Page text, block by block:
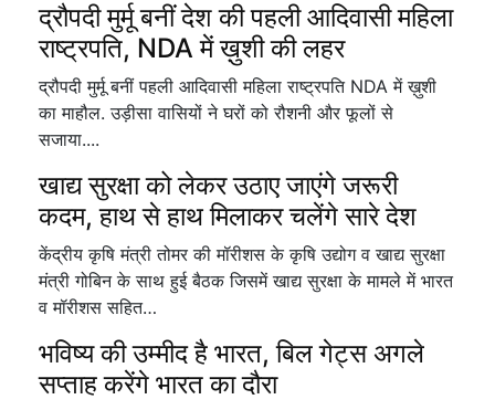
द्रौपदी मुर्मू बनीं देश की पहली आदिवासी महिला
राष्ट्रपति, NDA में ख़ुशी की लहर
द्रौपदी मुर्मू बनीं पहली आदिवासी महिला राष्ट्रपति NDA में ख़ुशी
का माहौल. उड़ीसा वासियों ने घरों को रौशनी और फूलों से
सजाया....
खाद्य सुरक्षा को लेकर उठाए जाएंगे जरूरी
कदम, हाथ से हाथ मिलाकर चलेंगे सारे देश
केंद्रीय कृषि मंत्री तोमर की मॉरीशस के कृषि उद्योग व खाद्य सुरक्षा
मंत्री गोबिन के साथ हुई बैठक जिसमें खाद्य सुरक्षा के मामले में भारत
व मॉरीशस सहित…
भविष्य की उम्मीद है भारत, बिल गेट्स अगले
सप्ताह करेंगे भारत का दौरा